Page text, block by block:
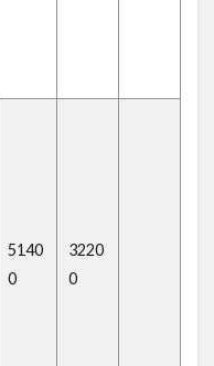
5140
0
3220
0